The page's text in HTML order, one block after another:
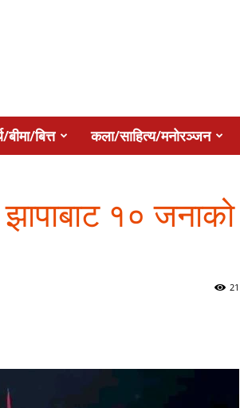
बीमा/बित्त कला/साहित्य/मनोरञ्जन
झापाबाट १० जनाको
21